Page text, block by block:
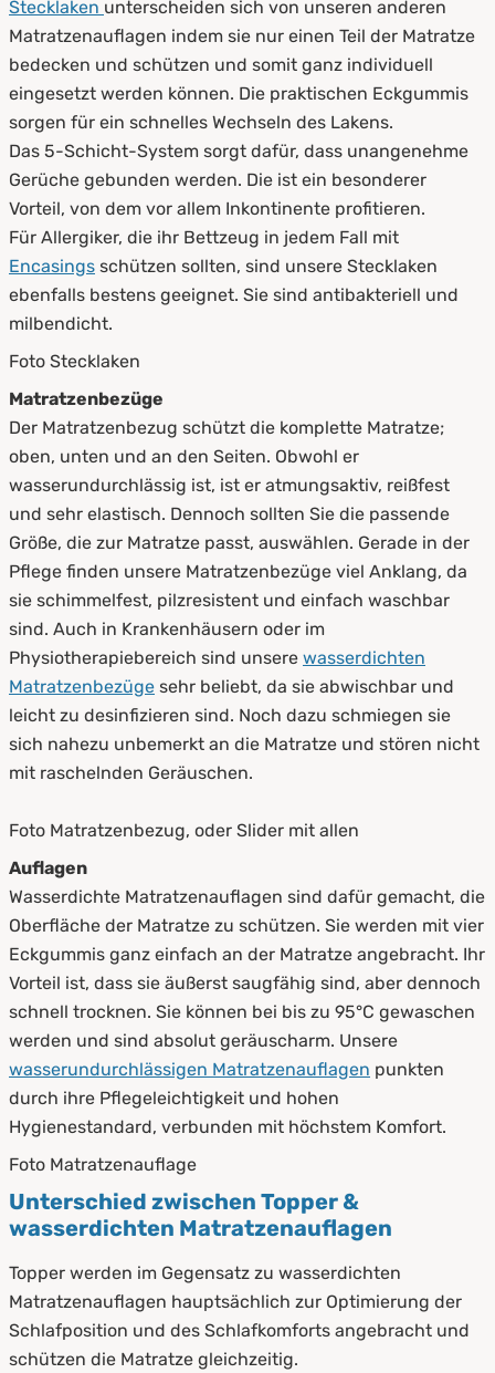
Stecklaken unterscheiden sich von unseren anderen
Matratzenauflagen indem sie nur einen Teil der Matratze
bedecken und schützen und somit ganz individuell
eingesetzt werden können. Die praktischen Eckgummis
sorgen für ein schnelles Wechseln des Lakens.
Das 5-Schicht-System sorgt dafür, dass unangenehme
Gerüche gebunden werden. Die ist ein besonderer
Vorteil, von dem vor allem Inkontinente profitieren.
Für Allergiker, die ihr Bettzeug in jedem Fall mit
Encasings schützen sollten, sind unsere Stecklaken
ebenfalls bestens geeignet. Sie sind antibakteriell und
milbendicht.
Foto Stecklaken
Matratzenbezüge
Der Matratzenbezug schützt die komplette Matratze;
oben, unten und an den Seiten. Obwohl er
wasserundurchlässig ist, ist er atmungsaktiv, reißfest
und sehr elastisch. Dennoch sollten Sie die passende
Größe, die zur Matratze passt, auswählen. Gerade in der
Pflege finden unsere Matratzenbezüge viel Anklang, da
sie schimmelfest, pilzresistent und einfach waschbar
sind. Auch in Krankenhäusern oder im
Physiotherapiebereich sind unsere wasserdichten
Matratzenbezüge sehr beliebt, da sie abwischbar und
leicht zu desinfizieren sind. Noch dazu schmiegen sie
sich nahezu unbemerkt an die Matratze und stören nicht
mit raschelnden Geräuschen.
Foto Matratzenbezug, oder Slider mit allen
Auflagen
Wasserdichte Matratzenauflagen sind dafür gemacht, die
Oberfläche der Matratze zu schützen. Sie werden mit vier
Eckgummis ganz einfach an der Matratze angebracht. Ihr
Vorteil ist, dass sie äußerst saugfähig sind, aber dennoch
schnell trocknen. Sie können bei bis zu 95°C gewaschen
werden und sind absolut geräuscharm. Unsere
wasserundurchlässigen Matratzenauflagen punkten
durch ihre Pflegeleichtigkeit und hohen
Hygienestandard, verbunden mit höchstem Komfort.
Foto Matratzenauflage
Unterschied zwischen Topper &
wasserdichten Matratzenauflagen
Topper werden im Gegensatz zu wasserdichten
Matratzenauflagen hauptsächlich zur Optimierung der
Schlafposition und des Schlafkomforts angebracht und
schützen die Matratze gleichzeitig.